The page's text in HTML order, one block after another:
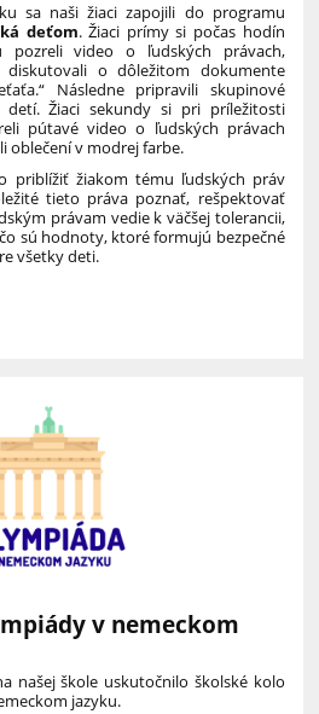
sa naši žiaci zapojili do programu
deťom. Žiaci prímy si počas hodín
pozreli video o ľudských právach,
o dôležitom dokumente
Následne pripravili skupinové
Žiaci sekundy si pri príležitosti
pútavé video o ľudských právach
oblečení v modrej farbe.
priblížiť žiakom tému ľudských práv
tieto práva poznať, rešpektovať
právam vedie k väčšej tolerancii,
sú hodnoty, ktoré formujú bezpečné
všetky deti.
v nemeckom
našej škole uskutočnilo školské kolo
jazyku.